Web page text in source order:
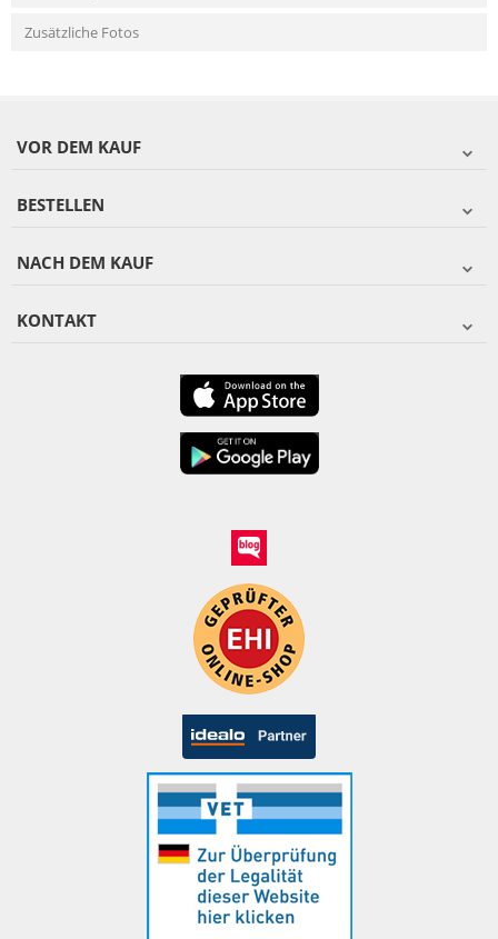
Zusätzliche Fotos
VOR DEM KAUF
BESTELLEN
NACH DEM KAUF
KONTAKT